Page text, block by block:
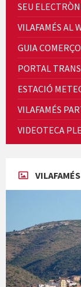
Quintà Culroja
Cicle de Cine i
Concerts al
SEU
VILAFAMÉS AL
GUIA
PORTAL
ESTACIÓ
VILAFAMÉS
VIDEOTECA